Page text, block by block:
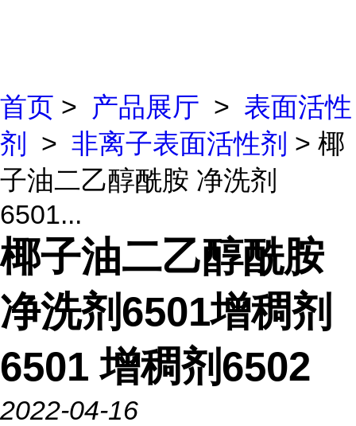
首页 > 产品展厅 > 表面活性
剂 > 非离子表面活性剂 > 椰
子油二乙醇酰胺 净洗剂
6501...
椰子油二乙醇酰胺
净洗剂6501增稠剂
6501 增稠剂6502
2022-04-16